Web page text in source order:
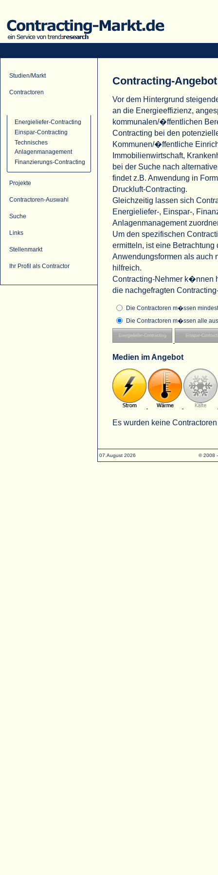
Studien/Markt
Contractoren
Energieliefer-Contracting
Einspar-Contracting
Technisches
Anlagenmanagement
Finanzierungs-Contracting
Projekte
Contractoren-Auswahl
Suche
Links
Stellenmarkt
Ihr Profil als Contractor
Contracting-Angebot
Vor dem Hintergrund
an die Energieeffizienz,
kommunalen/�ffentlichen
Contracting bei den
Kommunen/�ffentliche
Immobilienwirtschaft,
bei der Suche nach
findet z.B. Anwendung in
Druckluft-Contracting.
Gleichzeitig lassen sich
Energieliefer-, Einspar-,
Anlagenmanagement
Um den spezifischen
ermitteln, ist eine
Anwendungsformen als auch
hilfreich.
Contracting-Nehmer k�nnen
die nachgefragten
Die Contractoren m�ssen
Die Contractoren m�ssen alle
Medien im Angebot
Es wurden keine
07.August 2026 © 2008